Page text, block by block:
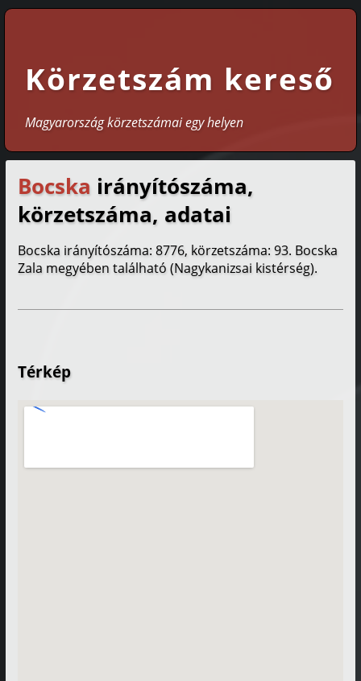
Körzetszám kereső
Magyarország körzetszámai egy helyen
Bocska irányítószáma,
körzetszáma, adatai
Bocska irányítószáma: 8776, körzetszáma: 93. Bocska
Zala megyében található (Nagykanizsai kistérség).
Térkép